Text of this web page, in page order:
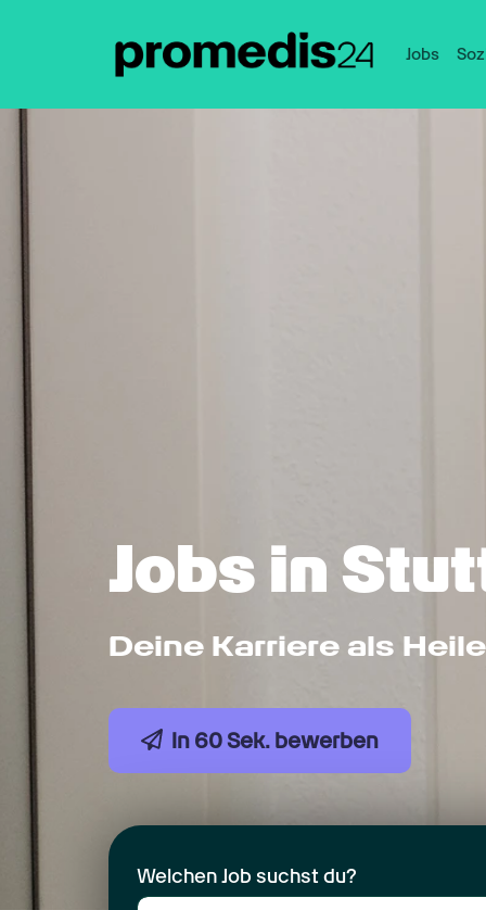
Jobs
Jobs in
Deine Karriere als
In 60 Sek. bewerben
Welchen Job suchst du?